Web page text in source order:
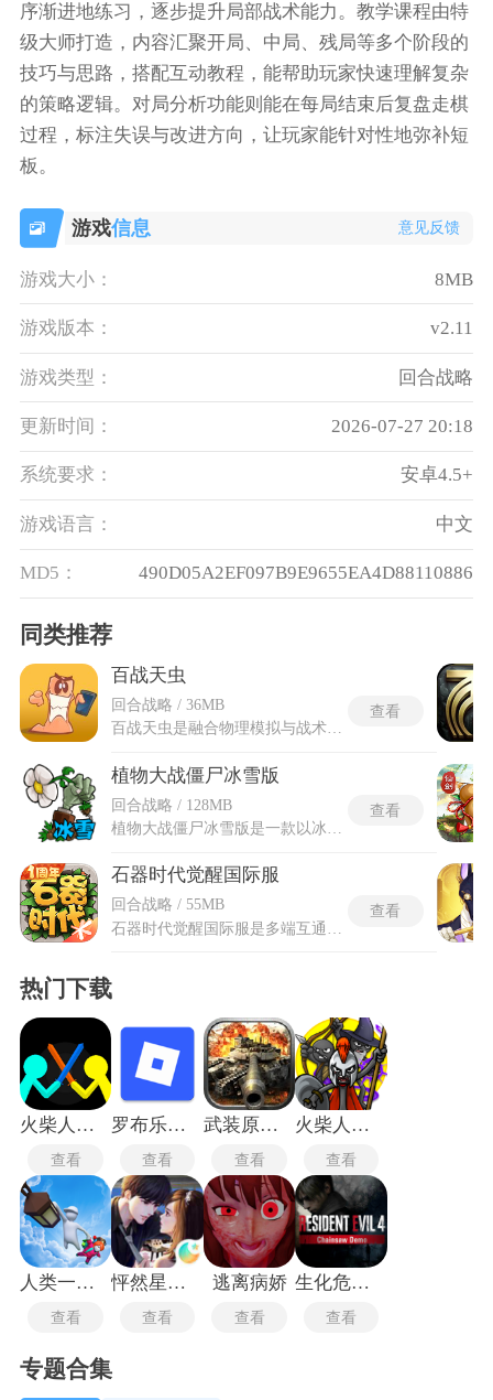
序渐进地练习，逐步提升局部战术能力。教学课程由特
级大师打造，内容汇聚开局、中局、残局等多个阶段的
技巧与思路，搭配互动教程，能帮助玩家快速理解复杂
的策略逻辑。对局分析功能则能在每局结束后复盘走棋
过程，标注失误与改进方向，让玩家能针对性地弥补短
板。
游戏信息 意见反馈
游戏大小： 8MB
游戏版本： v2.11
游戏类型： 回合战略
更新时间： 2026-07-27 20:18
系统要求： 安卓4.5+
游戏语言： 中文
MD5： 490D05A2EF097B9E9655EA4D88110886
同类推荐
百战天虫
回合战略 / 36MB
百战天虫是融合物理模拟与战术博弈的经典策略游戏系列，单人战役通常包含20多个关卡，难度逐步升级并涵盖教学、解谜和Boss战等挑战。多人对战支持最多4名玩家实时联机，提供自建房间和好友邀请等社交功能。百战天虫的武器库规模超过50种，每件装备拥有差异化的作用半径和爆炸延迟特性。防御体系允许玩家搭建钢梁等临时掩体与障碍物来抵御攻击，载具系统在部分版本中引入，驾驶载具可在战场中制造更多混乱。视觉风格采用手绘2D卡通画面，虫族角色造型饱满灵动且辨识度极高。游戏模式涵盖经典对战和特色模式等多种规则，不同模式的初始武器配置存在差异。
查看
植物大战僵尸冰雪版
回合战略 / 128MB
查看
石器时代觉醒国际服
回合战略 / 55MB
查看
热门下载
火柴人对决无广告版
查看
罗布乐思roblox国际服
查看
武装原型最新版
查看
火柴人战争遗产3国际服
查看
人类一败涂地最新版
查看
怦然星动闪艺
查看
逃离病娇
查看
生化危机4重制版
查看
专题合集